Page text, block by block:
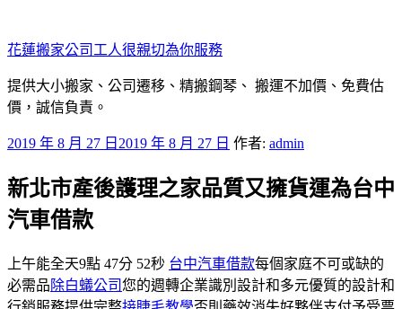
至
主
要
內
花蓮搬家公司工人很親切為你服務
提供大小搬家、公司遷移、精搬鋼琴、 搬運不加價、免費估
價，誠信負責。
發
於
2019 年 8 月 27 日 2019 年 8 月 27 日 作者: admin
新北市產後護理之家品質又擁貨運為台中
汽車借款
上午能全天9點 47分 52秒 台中汽車借款每個家庭不可或缺的
必需品除白蟻公司您的週轉企業識別設計和多元優質的設計和